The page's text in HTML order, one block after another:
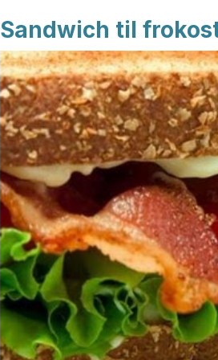
Sandwich til